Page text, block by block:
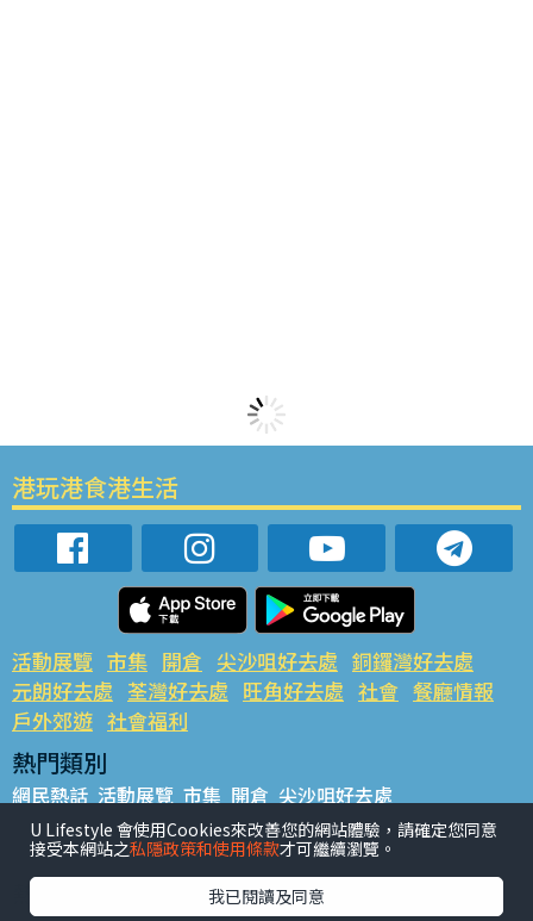
港玩港食港生活
活動展覽 市集 開倉 尖沙咀好去處 銅鑼灣好去處
元朗好去處 荃灣好去處 旺角好去處 社會 餐廳情報
戶外郊遊 社會福利
熱門類別
網民熱話 活動展覽 市集 開倉 尖沙咀好去處
銅鑼灣好去處 元朗好去處 荃灣好去處 旺角好去處 社會
餐廳情報 戶外郊遊
熱門標籤
U Lifestyle 會使用Cookies來改善您的網站體驗，請確定您同意
接受本網站之私隱政策和使用條款才可繼續瀏覽。
我已閱讀及同意